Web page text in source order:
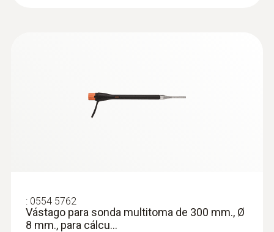
0564 3004 83
Set 2 testo 300 Longlife con impresora
: 0554 5762
Vástago para sonda multitoma de 300 mm., Ø
8 mm., para cálcu...